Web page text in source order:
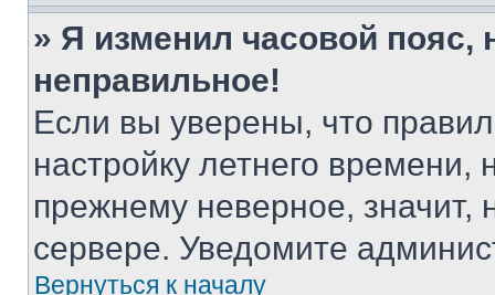
» Я изменил часовой пояс,
неправильное!
Если вы уверены, что
настройку летнего
прежнему неверное, значит,
сервере. Уведомите
Вернуться к началу